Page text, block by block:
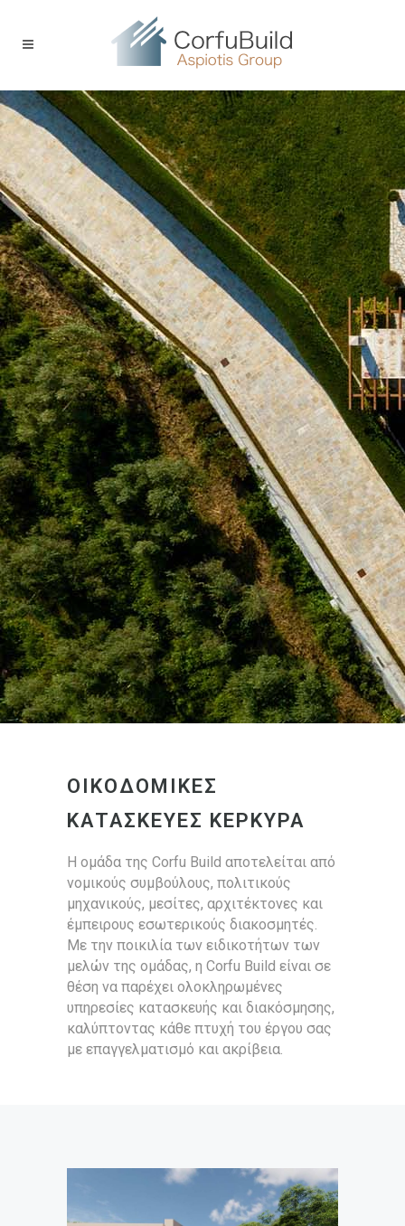
ΟΙΚΟΔΟΜΙΚΕΣ
ΚΑΤΑΣΚΕΥΕΣ ΚΕΡΚΥΡΑ
Η ομάδα της Corfu Build αποτελείται από
νομικούς συμβούλους, πολιτικούς
μηχανικούς, μεσίτες, αρχιτέκτονες και
έμπειρους εσωτερικούς διακοσμητές.
Με την ποικιλία των ειδικοτήτων των
μελών της ομάδας, η Corfu Build είναι σε
θέση να παρέχει ολοκληρωμένες
υπηρεσίες κατασκευής και διακόσμησης,
καλύπτοντας κάθε πτυχή του έργου σας
με επαγγελματισμό και ακρίβεια.